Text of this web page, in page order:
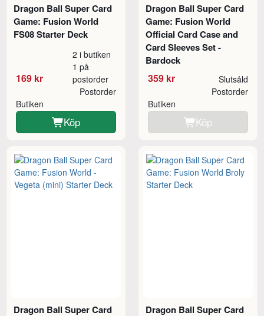
Dragon Ball Super Card
Game: Fusion World
FS08 Starter Deck
169 kr
2 i butiken
1 på
postorder
Butiken
Postorder
Köp
Dragon Ball Super Card
Game: Fusion World
Official Card Case and
Card Sleeves Set -
Bardock
359 kr Slutsåld
Butiken
Postorder
Köp
Dragon Ball Super Card Dragon Ball Super Card